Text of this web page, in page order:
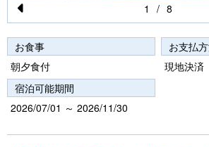
Pr
e
vi
o
u
s
1 / 8
お食事
朝夕食付
お支払
現地決済
宿泊可能期間
2026/07/01 ～ 2026/11/30